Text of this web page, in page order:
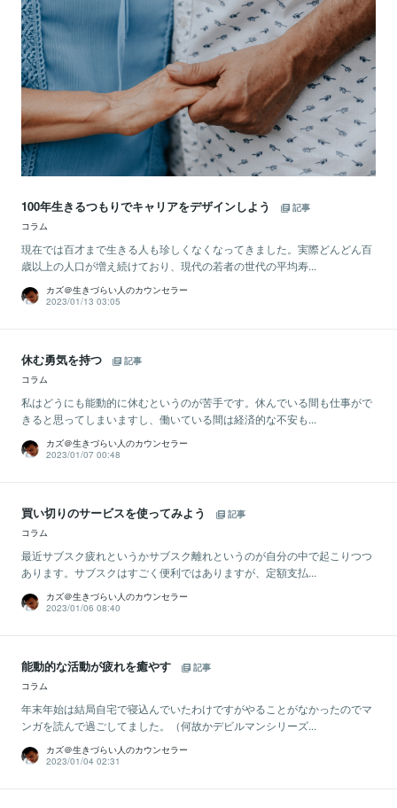
100年生きるつもりでキャリアをデザインしよう
記事
コラム
現在では百才まで生きる人も珍しくなくなってきました。実際どんどん百
歳以上の人口が増え続けており、現代の若者の世代の平均寿...
カズ＠生きづらい人のカウンセラー
2023/01/13 03:05
休む勇気を持つ
記事
コラム
私はどうにも能動的に休むというのが苦手です。休んでいる間も仕事がで
きると思ってしまいますし、働いている間は経済的な不安も...
カズ＠生きづらい人のカウンセラー
2023/01/07 00:48
買い切りのサービスを使ってみよう
記事
コラム
最近サブスク疲れというかサブスク離れというのが自分の中で起こりつつ
あります。サブスクはすごく便利ではありますが、定額支払...
カズ＠生きづらい人のカウンセラー
2023/01/06 08:40
能動的な活動が疲れを癒やす
記事
コラム
年末年始は結局自宅で寝込んでいたわけですがやることがなかったのでマ
ンガを読んで過ごしてました。（何故かデビルマンシリーズ...
カズ＠生きづらい人のカウンセラー
2023/01/04 02:31